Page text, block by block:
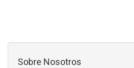
Sobre Nosotros